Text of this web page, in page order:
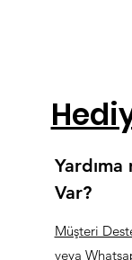
Yardıma
Var?
Müşteri
veya